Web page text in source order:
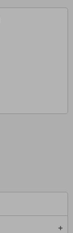
add